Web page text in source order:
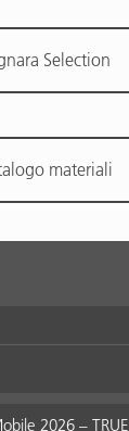
Selection
materiali
2026 – TRUE